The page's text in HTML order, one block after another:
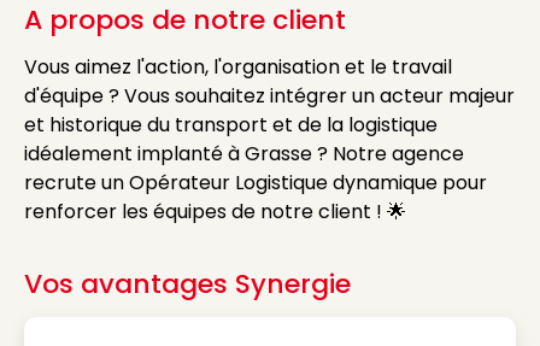
A propos de notre client
Vous aimez l'action, l'organisation et le travail
d'équipe ? Vous souhaitez intégrer un acteur majeur
et historique du transport et de la logistique
idéalement implanté à Grasse ? Notre agence
recrute un Opérateur Logistique dynamique pour
renforcer les équipes de notre client ! 🌟
Vos avantages Synergie